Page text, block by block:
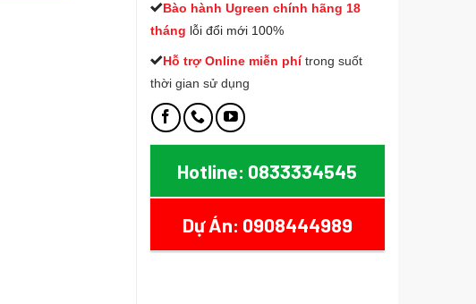
Bào hành Ugreen chính hãng 18
tháng lỗi đổi mới 100%
Hỗ trợ Online miễn phí trong suốt
thời gian sử dụng
Hotline: 0833334545
Dự Án: 0908444989